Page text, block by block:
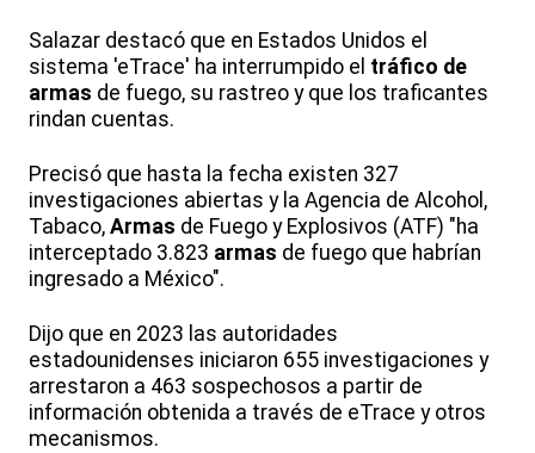
Salazar destacó que en Estados Unidos el
sistema 'eTrace' ha interrumpido el tráfico de
armas de fuego, su rastreo y que los traficantes
rindan cuentas.
Precisó que hasta la fecha existen 327
investigaciones abiertas y la Agencia de Alcohol,
Tabaco, Armas de Fuego y Explosivos (ATF) "ha
interceptado 3.823 armas de fuego que habrían
ingresado a México".
Dijo que en 2023 las autoridades
estadounidenses iniciaron 655 investigaciones y
arrestaron a 463 sospechosos a partir de
información obtenida a través de eTrace y otros
mecanismos.